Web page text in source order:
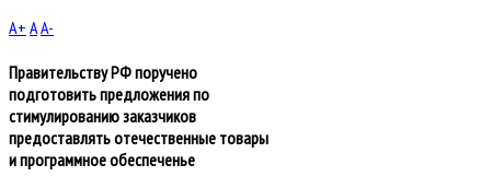
A+ AA-
Правительству РФ поручено
подготовить предложения по
стимулированию заказчиков
предоставлять отечественные товары
и программное обеспеченье